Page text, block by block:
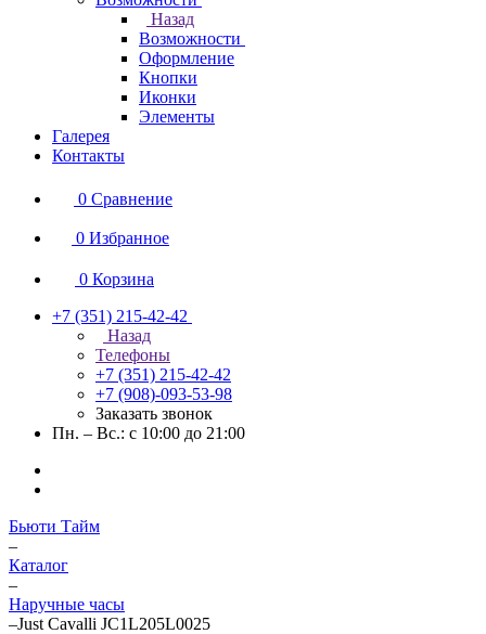
Назад
Возможности
Оформление
Кнопки
Иконки
Элементы
Галерея
Контакты
0 Сравнение
0 Избранное
0 Корзина
+7 (351) 215-42-42
Назад
Телефоны
+7 (351) 215-42-42
+7 (908)-093-53-98
Заказать звонок
Пн. – Вс.: с 10:00 до 21:00
Бьюти Тайм
–
Каталог
–
Наручные часы
–Just Cavalli JC1L205L0025